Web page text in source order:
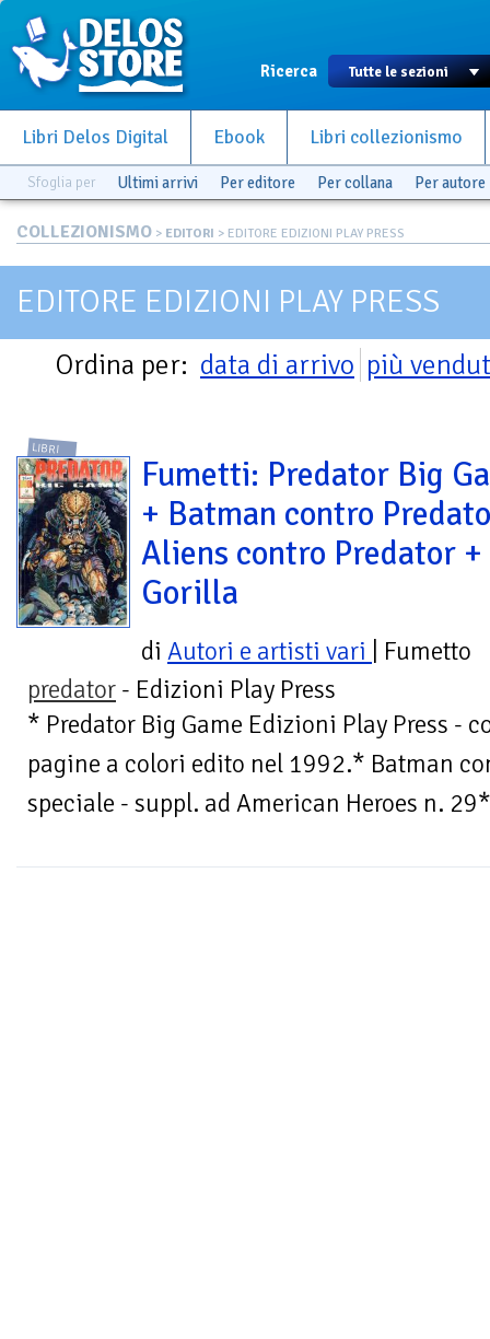
Ricerca
Libri Delos Digital Ebook Libri collezionismo
Sfoglia per Ultimi arrivi Per editore Per collana Per autore
COLLEZIONISMO > EDITORI > EDITORE EDIZIONI PLAY PRESS
EDITORE EDIZIONI PLAY PRESS
Ordina per: data di arrivo più
LIBRI
Fumetti: Predator Big
+ Batman contro
Aliens contro Predator +
Gorilla
di Autori e artisti vari
| Fumetto
predator - Edizioni Play Press
* Predator Big Game Edizioni Play Press -
pagine a colori edito nel 1992.* Batman
speciale - suppl. ad American Heroes n.